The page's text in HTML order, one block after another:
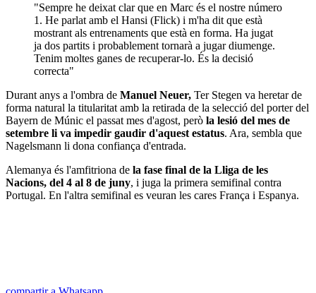
"Sempre he deixat clar que en Marc és el nostre número
1. He parlat amb el Hansi (Flick) i m'ha dit que està
mostrant als entrenaments que està en forma. Ha jugat
ja dos partits i probablement tornarà a jugar diumenge.
Tenim moltes ganes de recuperar-lo. És la decisió
correcta"
Durant anys a l'ombra de Manuel Neuer, Ter Stegen va heretar de
forma natural la titularitat amb la retirada de la selecció del porter del
Bayern de Múnic el passat mes d'agost, però la lesió del mes de
setembre li va impedir gaudir d'aquest estatus. Ara, sembla que
Nagelsmann li dona confiança d'entrada.
Alemanya és l'amfitriona de la fase final de la Lliga de les
Nacions, del 4 al 8 de juny, i juga la primera semifinal contra
Portugal. En l'altra semifinal es veuran les cares França i Espanya.